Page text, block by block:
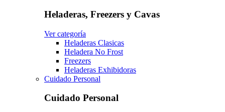
Heladeras, Freezers y Cavas
Ver categoría
Heladeras Clasicas
Heladera No Frost
Freezers
Heladeras Exhibidoras
Cuidado Personal
Cuidado Personal